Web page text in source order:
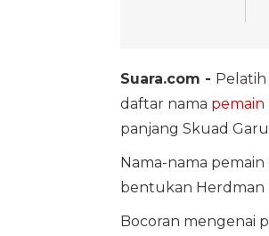
Suara.com -
daftar nama
panjang Skuad
Nama-nama
bentukan Herdman
Bocoran mengenai